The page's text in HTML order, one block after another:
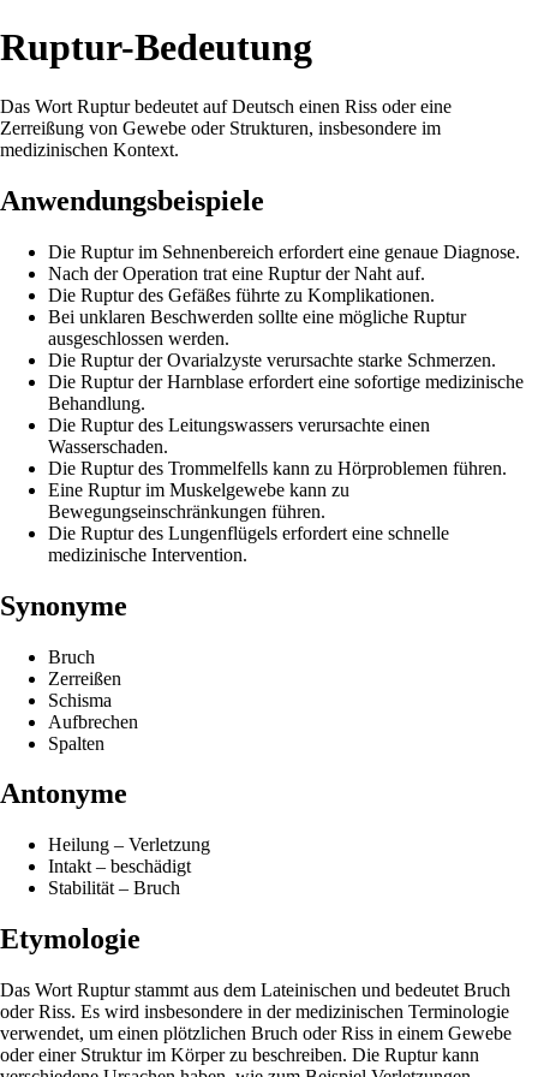
Ruptur-Bedeutung
Das Wort Ruptur bedeutet auf Deutsch einen Riss oder eine
Zerreißung von Gewebe oder Strukturen, insbesondere im
medizinischen Kontext.
Anwendungsbeispiele
Die Ruptur im Sehnenbereich erfordert eine genaue Diagnose.
Nach der Operation trat eine Ruptur der Naht auf.
Die Ruptur des Gefäßes führte zu Komplikationen.
Bei unklaren Beschwerden sollte eine mögliche Ruptur
ausgeschlossen werden.
Die Ruptur der Ovarialzyste verursachte starke Schmerzen.
Die Ruptur der Harnblase erfordert eine sofortige medizinische
Behandlung.
Die Ruptur des Leitungswassers verursachte einen
Wasserschaden.
Die Ruptur des Trommelfells kann zu Hörproblemen führen.
Eine Ruptur im Muskelgewebe kann zu
Bewegungseinschränkungen führen.
Die Ruptur des Lungenflügels erfordert eine schnelle
medizinische Intervention.
Synonyme
Bruch
Zerreißen
Schisma
Aufbrechen
Spalten
Antonyme
Heilung – Verletzung
Intakt – beschädigt
Stabilität – Bruch
Etymologie
Das Wort Ruptur stammt aus dem Lateinischen und bedeutet Bruch
oder Riss. Es wird insbesondere in der medizinischen Terminologie
verwendet, um einen plötzlichen Bruch oder Riss in einem Gewebe
oder einer Struktur im Körper zu beschreiben. Die Ruptur kann